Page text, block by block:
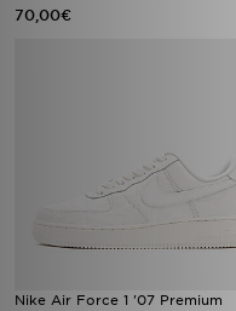
70,00€
Nike Air Force 1 '07 Premium